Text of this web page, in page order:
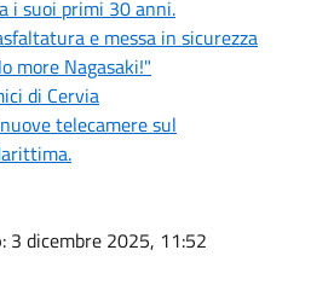
i suoi primi 30 anni.
e messa in sicurezza
more Nagasaki!"
di Cervia
telecamere sul
: 3 dicembre 2025, 11:52